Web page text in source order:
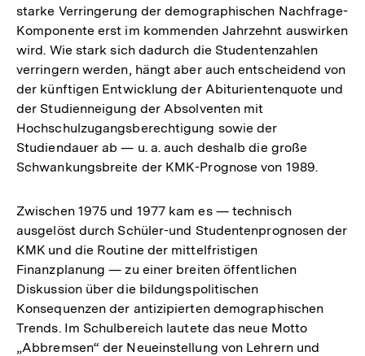
starke Verringerung der demographischen Nachfrage-
Komponente erst im kommenden Jahrzehnt auswirken
wird. Wie stark sich dadurch die Studentenzahlen
verringern werden, hängt aber auch entscheidend von
der künftigen Entwicklung der Abiturientenquote und
der Studienneigung der Absolventen mit
Hochschulzugangsberechtigung sowie der
Studiendauer ab — u. a. auch deshalb die große
Schwankungsbreite der KMK-Prognose von 1989.
Zwischen 1975 und 1977 kam es — technisch
ausgelöst durch Schüler-und Studentenprognosen der
KMK und die Routine der mittelfristigen
Finanzplanung — zu einer breiten öffentlichen
Diskussion über die bildungspolitischen
Konsequenzen der antizipierten demographischen
Trends. Im Schulbereich lautete das neue Motto
„Abbremsen“ der Neueinstellung von Lehrern und